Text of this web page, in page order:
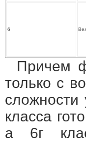
6
Причем
только с
сложности
класса
а 6г